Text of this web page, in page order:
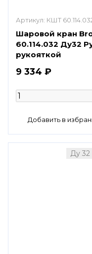
Артикул: КШТ
Шаровой кран
60.114.032 Ду32
рукояткой
9 334 ₽
Ду 32